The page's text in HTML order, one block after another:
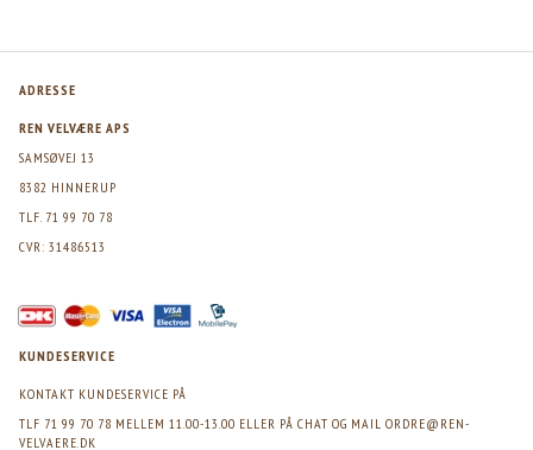
ADRESSE
REN VELVÆRE APS
SAMSØVEJ 13
8382 HINNERUP
TLF. 71 99 70 78
CVR: 31486513
KUNDESERVICE
KONTAKT KUNDESERVICE PÅ
TLF 71 99 70 78 MELLEM 11.00-13.00 ELLER PÅ CHAT OG MAIL ORDRE@REN-
VELVAERE.DK